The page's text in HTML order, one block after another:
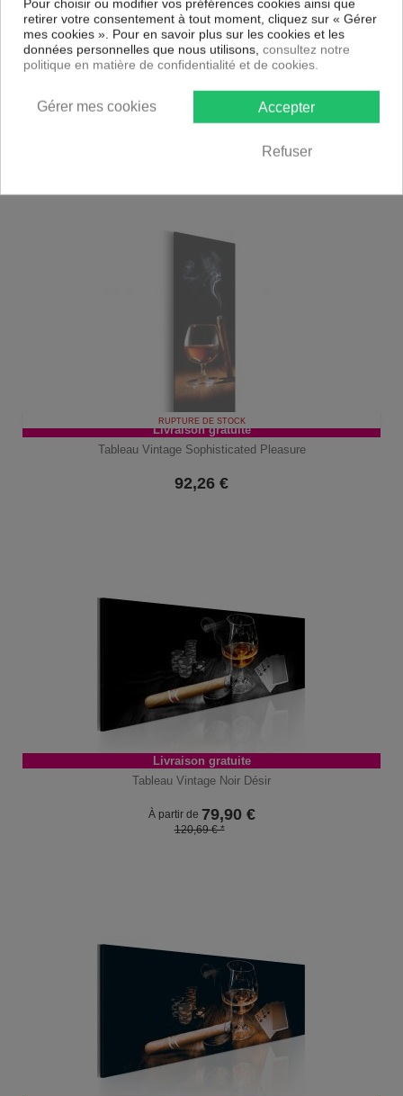
RUPTURE DE STOCK
Tableau Vintage Cigar and Cogniac
Livraison gratuite
RUPTURE DE STOCK
Tableau Vintage Sophisticated Pleasure
92,26 €
Livraison gratuite
Tableau Vintage Noir Désir
À partir de 79,90€
120,69 € *
Pour choisir ou modifier vos préférences cookies ainsi que
retirer votre consentement à tout moment, cliquez sur « Gérer
mes cookies ». Pour en savoir plus sur les cookies et les
données personnelles que nous utilisons, consultez notre
politique en matière de confidentialité et de cookies.
Accepter
Refuser
Gérer mes cookies